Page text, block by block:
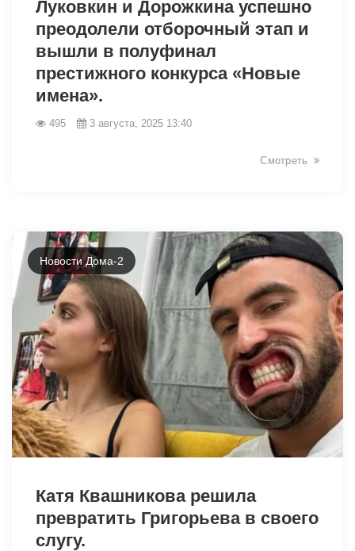
Луковкин и Дорожкина успешно
преодолели отборочный этап и
вышли в полуфинал
престижного конкурса «Новые
имена».
495 3 августа, 2025 13:40
Смотреть
Новости Дома-2
Катя Квашникова решила
превратить Григорьева в своего
слугу.